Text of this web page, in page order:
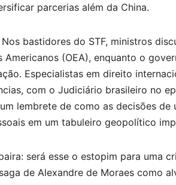
parcerias além da China.
bastidores do STF, ministros
(OEA), enquanto o
Especialistas em direito
com o Judiciário brasileiro no
lembrete de como as decisões de
em um tabuleiro geopolítico
será esse o estopim para uma
de Alexandre de Moraes como